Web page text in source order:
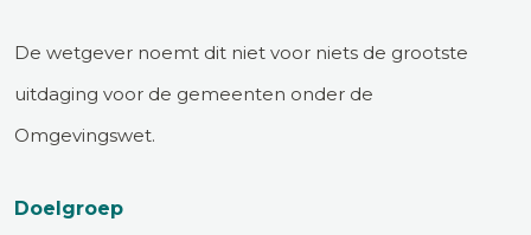
De wetgever noemt dit niet voor niets de grootste
uitdaging voor de gemeenten onder de
Omgevingswet.
Doelgroep